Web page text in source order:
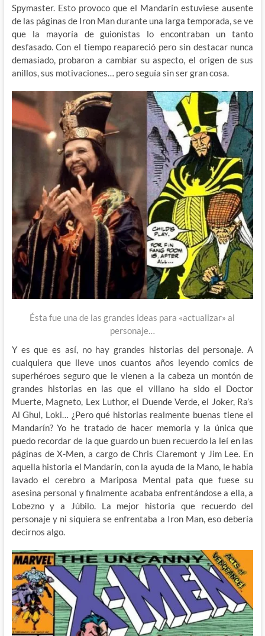
Spymaster. Esto provoco que el Mandarín estuviese ausente
de las páginas de Iron Man durante una larga temporada, se ve
que la mayoría de guionistas lo encontraban un tanto
desfasado. Con el tiempo reapareció pero sin destacar nunca
demasiado, probaron a cambiar su aspecto, el origen de sus
anillos, sus motivaciones… pero seguía sin ser gran cosa.
Ésta fue una de las grandes ideas para «actualizar» al
personaje…
Y es que es así, no hay grandes historias del personaje. A
cualquiera que lleve unos cuantos años leyendo comics de
superhéroes seguro que le vienen a la cabeza un montón de
grandes historias en las que el villano ha sido el Doctor
Muerte, Magneto, Lex Luthor, el Duende Verde, el Joker, Ra’s
Al Ghul, Loki… ¿Pero qué historias realmente buenas tiene el
Mandarín? Yo he tratado de hacer memoria y la única que
puedo recordar de la que guardo un buen recuerdo la leí en las
páginas de X-Men, a cargo de Chris Claremont y Jim Lee. En
aquella historia el Mandarín, con la ayuda de la Mano, le había
lavado el cerebro a Mariposa Mental pata que fuese su
asesina personal y finalmente acababa enfrentándose a ella, a
Lobezno y a Júbilo. La mejor historia que recuerdo del
personaje y ni siquiera se enfrentaba a Iron Man, eso debería
decirnos algo.